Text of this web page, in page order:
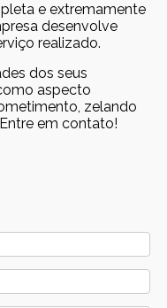
e extremamente
desenvolve
realizado.
dos seus
aspecto
zelando
em contato!